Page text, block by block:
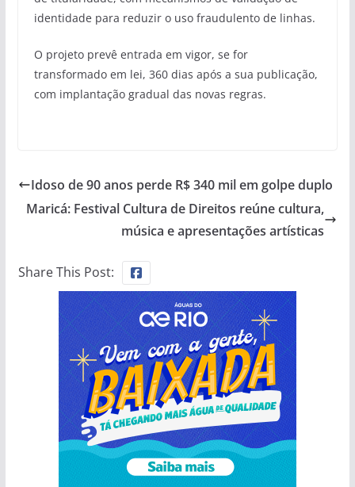
identidade para reduzir o uso fraudulento de linhas.
O projeto prevê entrada em vigor, se for
transformado em lei, 360 dias após a sua publicação,
com implantação gradual das novas regras.
Idoso de 90 anos perde R$ 340 mil em golpe duplo
Maricá: Festival Cultura de Direitos reúne cultura,
música e apresentações artísticas
Share This Post: